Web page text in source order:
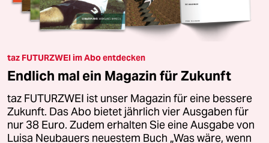
taz FUTURZWEI im Abo entdecken
Endlich mal ein Magazin für Zukunft
taz FUTURZWEI ist unser Magazin für eine bessere
Zukunft. Das Abo bietet jährlich vier Ausgaben für
nur 38 Euro. Zudem erhalten Sie eine Ausgabe von
Luisa Neubauers neuestem Buch „Was wäre, wenn